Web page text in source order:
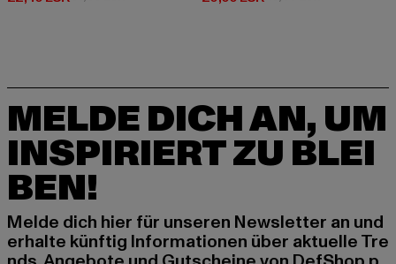
MELDE DICH AN, UM
INSPIRIERT ZU BLEI
BEN!
Melde dich hier für unseren Newsletter an und
erhalte künftig Informationen über aktuelle Tre